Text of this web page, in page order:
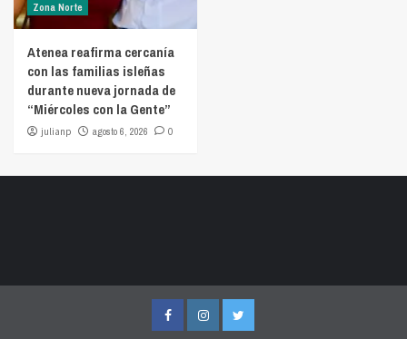
Zona Norte
Atenea reafirma cercanía
con las familias isleñas
durante nueva jornada de
“Miércoles con la Gente”
julianp agosto 6, 2026 0
FacebookInstagramTwitter